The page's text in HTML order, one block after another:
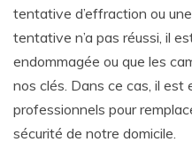
tentative d’effraction ou
tentative n’a pas réussi, il
endommagée ou que les
nos clés. Dans ce cas, il
professionnels pour
sécurité de notre domicile.